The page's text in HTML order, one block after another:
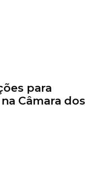
para
Câmara dos